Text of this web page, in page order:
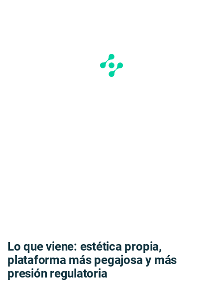
Lo que viene: estética propia,
plataforma más pegajosa y más
presión regulatoria